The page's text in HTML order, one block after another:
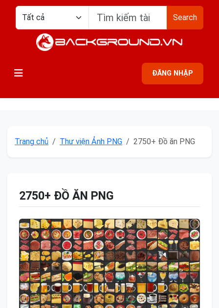
Search
ĐĂNG NHẬP
Trang chủ Thư viện Ảnh PNG 2750+ Đồ ăn PNG
2750+ ĐỒ ĂN PNG